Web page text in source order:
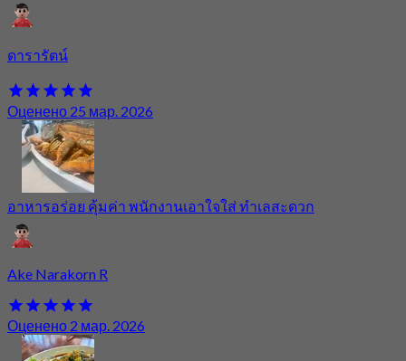
ดารารัตน์
Оценено 25 мар. 2026
อาหารอร่อย คุ้มค่า พนักงานเอาใจใส่ ทำเลสะดวก
Ake Narakorn R
Оценено 2 мар. 2026